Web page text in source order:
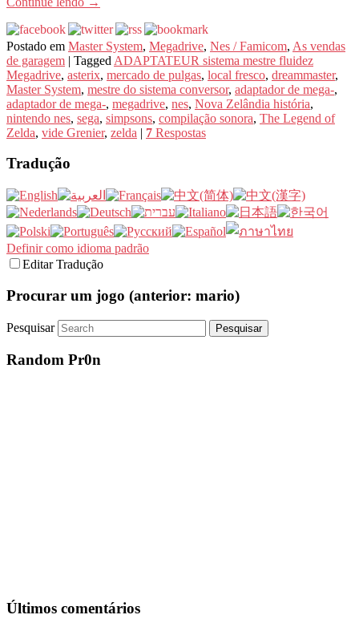
Postado em Master System, Megadrive, Nes / Famicom, As vendas
de garagem | Tagged ADAPTATEUR sistema mestre fluidez
Megadrive, asterix, mercado de pulgas, local fresco, dreammaster,
Master System, mestre do sistema conversor, adaptador de mega-,
adaptador de mega-, megadrive, nes, Nova Zelândia história,
nintendo nes, sega, simpsons, compilação sonora, The Legend of
Zelda, vide Grenier, zelda | 7 Respostas
Tradução
Definir como idioma padrão
Editar Tradução
Procurar um jogo (anterior: mario)
Pesquisar
Random Pr0n
Últimos comentários